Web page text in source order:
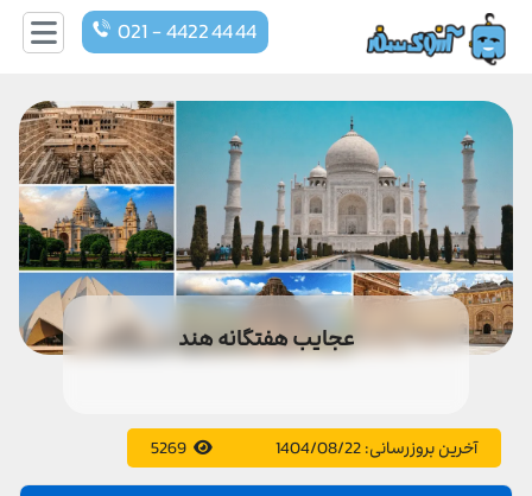
021 - 4422 44 44
عجایب هفتگانه هند
آخرین بروزرسانی:1404/08/22